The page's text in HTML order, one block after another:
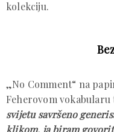
kolekciju.
„No Comment“ na
Feherovom
svijetu savršeno
klikom, ja biram